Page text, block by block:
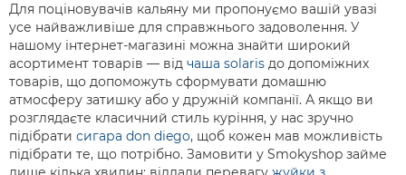
Для поціновувачів кальяну ми пропонуємо вашій увазі
усе найважливіше для справжнього задоволення. У
нашому інтернет-магазині можна знайти широкий
асортимент товарів — від чаша solaris до допоміжних
товарів, що допоможуть сформувати домашню
атмосферу затишку або у дружній компанії. А якщо ви
розглядаєте класичний стиль куріння, у нас зручно
підібрати сигара don diego, щоб кожен мав можливість
підібрати те, що потрібно. Замовити у Smokyshop займе